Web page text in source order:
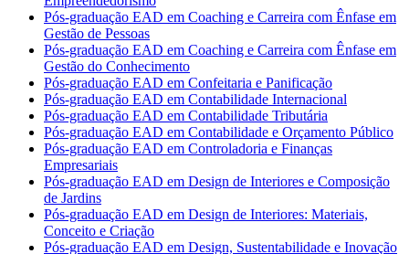
Pós-graduação EAD em Coaching e Carreira com Ênfase em
Gestão de Pessoas
Pós-graduação EAD em Coaching e Carreira com Ênfase em
Gestão do Conhecimento
Pós-graduação EAD em Confeitaria e Panificação
Pós-graduação EAD em Contabilidade Internacional
Pós-graduação EAD em Contabilidade Tributária
Pós-graduação EAD em Contabilidade e Orçamento Público
Pós-graduação EAD em Controladoria e Finanças
Empresariais
Pós-graduação EAD em Design de Interiores e Composição
de Jardins
Pós-graduação EAD em Design de Interiores: Materiais,
Conceito e Criação
Pós-graduação EAD em Design, Sustentabilidade e Inovação